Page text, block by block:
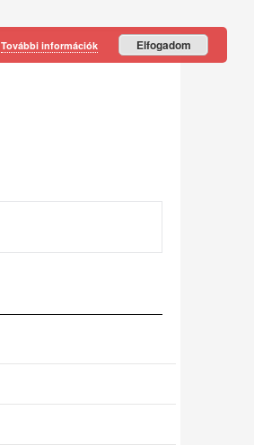
További információk Elfogadom